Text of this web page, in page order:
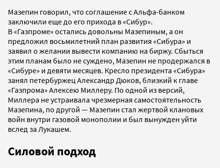
Мазепин говорил, что соглашение с Альфа-банком
заключили еще до его прихода в «Сибур».
В «Газпроме» остались довольны Мазепиным, а он
предложил восьмилетний план развития «Сибура» и
заявил о желании вывести компанию на биржу. Сбыться
этим планам было не суждено, Мазепин не продержался в
«Сибуре» и девяти месяцев. Кресло президента «Сибура»
занял петербуржец Александр Дюков, близкий к главе
«Газпрома» Алексею Миллеру. По одной из версий,
Миллера не устраивала чрезмерная самостоятельность
Мазепина, по другой — Мазепин стал жертвой клановых
войн внутри газовой монополии и был вынужден уйти
вслед за Лукашем.
Силовой подход